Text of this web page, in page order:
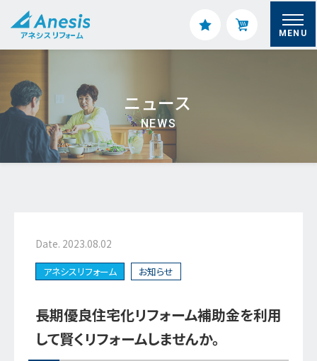
MENU
ニュース
NEWS
アネシスリフォーム お知らせ
Date. 2023.08.02
長期優良住宅化リフォーム補助金を利用
して賢くリフォームしませんか。